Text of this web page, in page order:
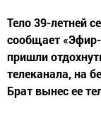
Тело 39-летней
сообщает
пришли
телеканала, на
Брат вынес ее